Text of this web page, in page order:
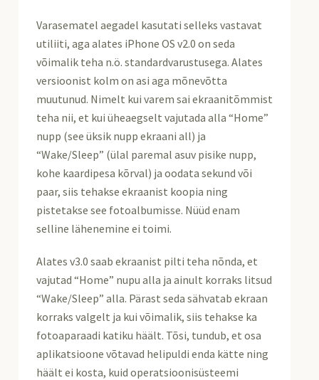
Varasematel aegadel kasutati selleks vastavat
utiliiti, aga alates iPhone OS v2.0 on seda
võimalik teha n.ö. standardvarustusega. Alates
versioonist kolm on asi aga mõnevõtta
muutunud. Nimelt kui varem sai ekraanitõmmist
teha nii, et kui üheaegselt vajutada alla “Home”
nupp (see üksik nupp ekraani all) ja
“Wake/Sleep” (ülal paremal asuv pisike nupp,
kohe kaardipesa kõrval) ja oodata sekund või
paar, siis tehakse ekraanist koopia ning
pistetakse see fotoalbumisse. Nüüd enam
selline lähenemine ei toimi.
Alates v3.0 saab ekraanist pilti teha nõnda, et
vajutad “Home” nupu alla ja ainult korraks litsud
“Wake/Sleep” alla. Pärast seda sähvatab ekraan
korraks valgelt ja kui võimalik, siis tehakse ka
fotoaparaadi katiku häält. Tõsi, tundub, et osa
aplikatsioone võtavad helipuldi enda kätte ning
häält ei kosta, kuid operatsioonisüsteemi